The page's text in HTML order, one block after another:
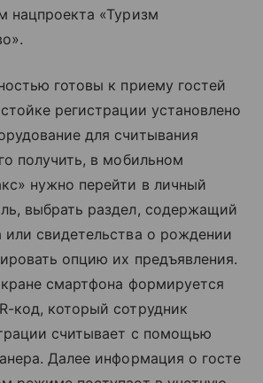
нацпроекта «Туризм
готовы к приему гостей
регистрации установлено
для считывания
получить, в мобильном
нужно перейти в личный
выбрать раздел, содержащий
или свидетельства о рождении
опцию их предъявления.
смартфона формируется
код, который сотрудник
считывает с помощью
Далее информация о госте